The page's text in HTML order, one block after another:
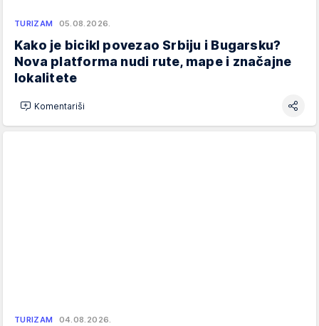
TURIZAM 05.08.2026.
Kako je bicikl povezao Srbiju i Bugarsku?
Nova platforma nudi rute, mape i značajne
lokalitete
Komentariši
TURIZAM 04.08.2026.